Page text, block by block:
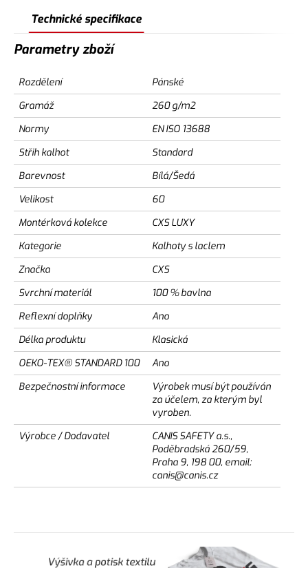
Technické specifikace
Parametry zboží
Rozdělení
Pánské
Gramáž
260 g/m2
Normy
EN ISO 13688
Střih kalhot
Standard
Barevnost
Bílá/Šedá
Velikost
60
Montérková kolekce
CXS LUXY
Kategorie
Kalhoty s laclem
Značka
CXS
Svrchní materiál
100 % bavlna
Reflexní doplňky
Ano
Délka produktu
Klasická
OEKO-TEX® STANDARD 100
Ano
Bezpečnostní informace
Výrobek musí být používán
za účelem, za kterým byl
vyroben.
Výrobce / Dodavatel
CANIS SAFETY a.s.,
Poděbradská 260/59,
Praha 9, 198 00, email:
canis@canis.cz